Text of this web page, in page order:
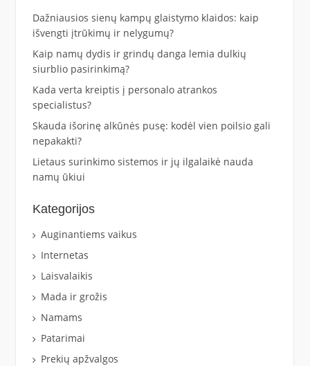
Dažniausios sienų kampų glaistymo klaidos: kaip
išvengti įtrūkimų ir nelygumų?
Kaip namų dydis ir grindų danga lemia dulkių
siurblio pasirinkimą?
Kada verta kreiptis į personalo atrankos
specialistus?
Skauda išorinę alkūnės pusę: kodėl vien poilsio gali
nepakakti?
Lietaus surinkimo sistemos ir jų ilgalaikė nauda
namų ūkiui
Kategorijos
Auginantiems vaikus
Internetas
Laisvalaikis
Mada ir grožis
Namams
Patarimai
Prekių apžvalgos